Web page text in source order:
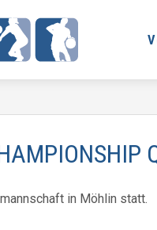
in Möhlin statt.